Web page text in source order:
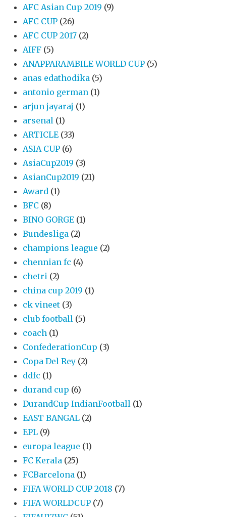
AFC Asian Cup 2019 (9)
AFC CUP (26)
AFC CUP 2017 (2)
AIFF (5)
ANAPPARAMBILE WORLD CUP (5)
anas edathodika (5)
antonio german (1)
arjun jayaraj (1)
arsenal (1)
ARTICLE (33)
ASIA CUP (6)
AsiaCup2019 (3)
AsianCup2019 (21)
Award (1)
BFC (8)
BINO GORGE (1)
Bundesliga (2)
champions league (2)
chennian fc (4)
chetri (2)
china cup 2019 (1)
ck vineet (3)
club football (5)
coach (1)
ConfederationCup (3)
Copa Del Rey (2)
ddfc (1)
durand cup (6)
DurandCup IndianFootball (1)
EAST BANGAL (2)
EPL (9)
europa league (1)
FC Kerala (25)
FCBarcelona (1)
FIFA WORLD CUP 2018 (7)
FIFA WORLDCUP (7)